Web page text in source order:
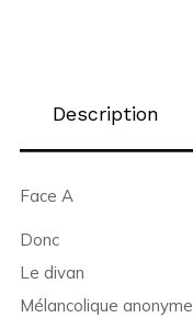
Description
Face A
Donc
Le divan
Mélancolique anonyme